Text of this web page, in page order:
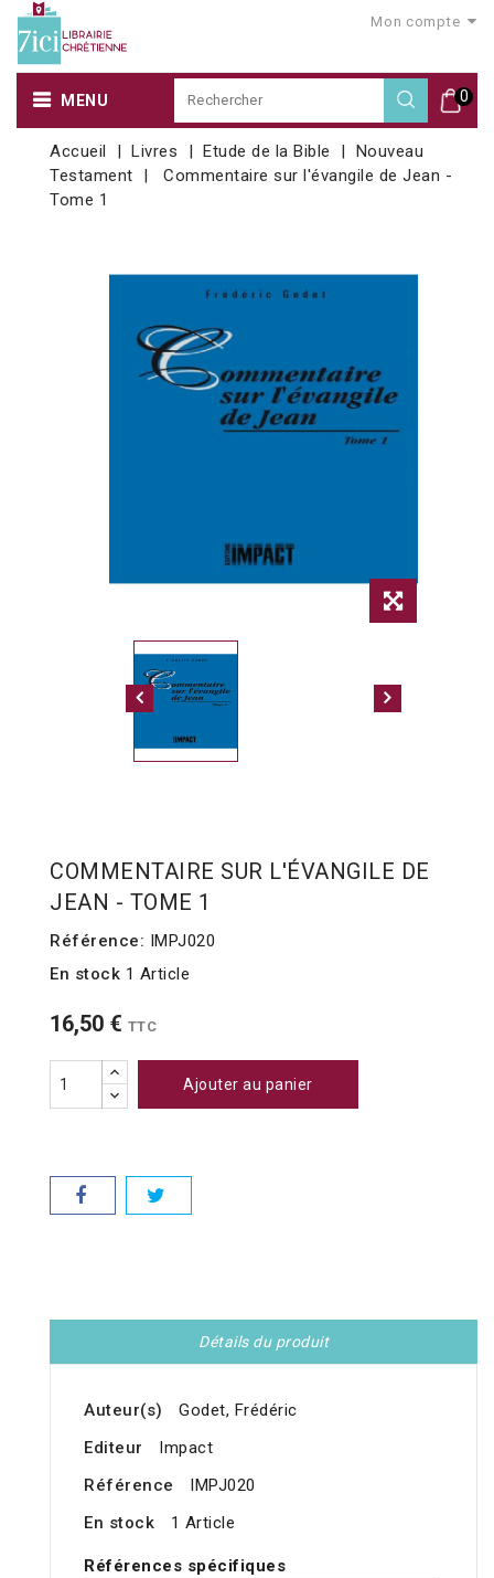
Mon compte
0
MENU
Accueil Livres Etude de la Bible
Nouveau
Testament
Commentaire sur l'évangile de Jean -
Tome 1
COMMENTAIRE SUR L'ÉVANGILE DE
JEAN - TOME 1
Référence: IMPJ020
En stock 1 Article
16,50 € TTC
Ajouter au panier
Détails du produit
Auteur(s)
Godet, Frédéric
Editeur
Impact
Référence
IMPJ020
En stock
1 Article
Références spécifiques